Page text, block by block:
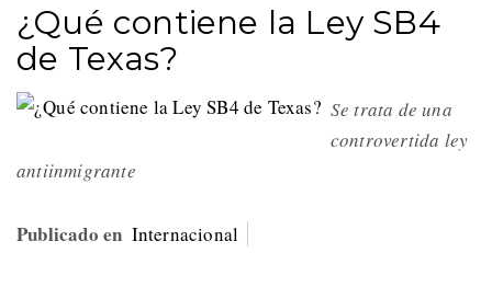
¿Qué contiene la Ley SB4
de Texas?
Se trata de una
controvertida ley
antiinmigrante
Publicado en Internacional